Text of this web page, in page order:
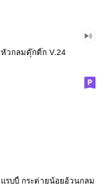
หัวกลมดุ๊กดิ๊ก V.24
แรบบี้ กระต่ายน้อยอ้วนกลม